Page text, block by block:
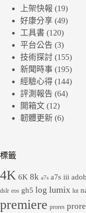
上架快報 (19)
好康分享 (49)
工具書 (120)
平台公告 (3)
技術探討 (155)
新聞時事 (195)
經驗心得 (144)
評測報告 (64)
開箱文 (12)
韌體更新 (6)
標籤
4K 6K 8k a7s a7s iii
dslr eos gh5 log lumix lut
premiere prores